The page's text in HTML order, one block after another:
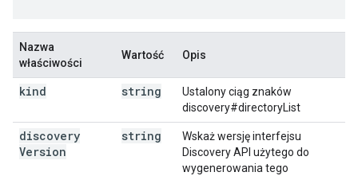
Nazwa
właściwości
Wartość Opis
kind string
Ustalony ciąg znaków
discovery#directoryList
discovery
Version
string
Wskaż wersję interfejsu
Discovery API użytego do
wygenerowania tego